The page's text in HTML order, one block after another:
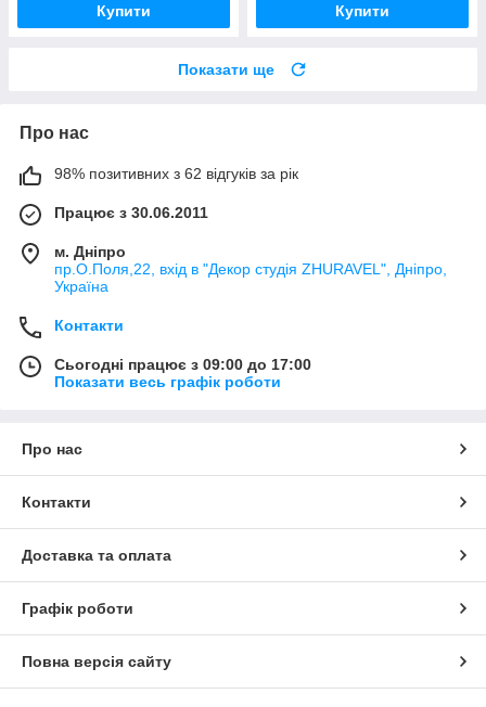
Купити Купити
Показати ще
Про нас
98% позитивних з 62 відгуків за рік
Працює з 30.06.2011
м. Дніпро
пр.О.Поля,22, вхід в "Декор студія ZHURAVEL", Дніпро,
Україна
Контакти
Сьогодні працює з 09:00 до 17:00
Показати весь графік роботи
Про нас
Контакти
Доставка та оплата
Графік роботи
Повна версія сайту